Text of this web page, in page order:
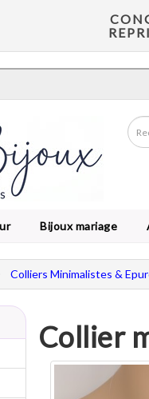
Bijoux mariage
Colliers Minimalistes &
Collier